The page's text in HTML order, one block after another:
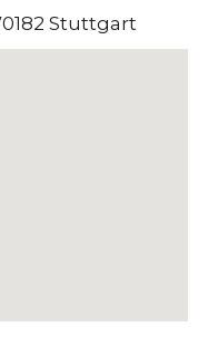
Stuttgart